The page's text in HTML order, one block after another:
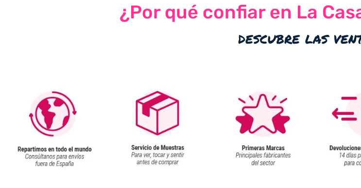
¿Por qué confiar en La
descubre las